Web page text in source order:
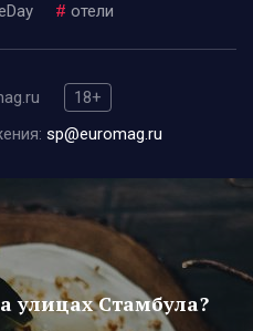
# отели
18+
sp@euromag.ru
улицах Стамбула?